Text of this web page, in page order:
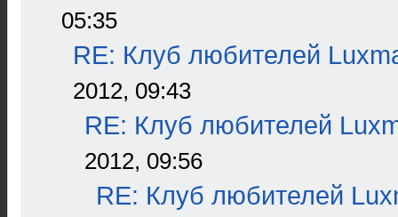
05:35
RE: Клуб любителей
2012, 09:43
RE: Клуб любителей
2012, 09:56
RE: Клуб любителей